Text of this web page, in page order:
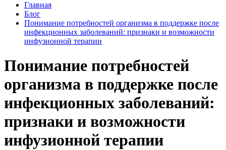
Главная
Блог
Понимание потребностей организма в поддержке после
инфекционных заболеваний: признаки и возможности
инфузионной терапии
Понимание потребностей
организма в поддержке после
инфекционных заболеваний:
признаки и возможности
инфузионной терапии